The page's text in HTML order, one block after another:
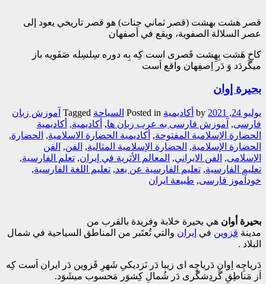
قصر هشت‌ بهشت (قصر ثماني جنات) هو قصر تاريخي يعود إلى
عصر السلالة الصفوية، ويقع في أصفهان
کاخِ هَشت بِهِشت قَصری است کِه بِه دوره سِلسِله صَفَویه باز
میگَردَد وَ دَر اِصفِهان واقع اَست
بحیرة إوان
يوليو 24, 2021 أکادیمیة Posted in السیاحة Tagged آموزش زبان
فارسی, آموزش فارسی به عرب زبان ها, أکادیمیة, أکادیمیة
الحضارة الإسلامیة المفتوحة, أکادیمیة الحضارة الاسلامیة, الحضارة,
الحضارة الإسلامية, الحضارة الإسلامية المثالية, الفن, الفن
الإسلامی, الفن الایراني, المعالم الأثریة في إیران, تعلم الفارسیة,
تعلیم الفارسیة, تعلیم الفارسیة عن بعد, تعلیم اللغة الفارسیة,
خودآموز فارسی, طبیعة ایران
بحيرة أوان هي بحيرة خلابة وفريدة بالقرب من
مدينة قزوين في إيران والتي تُعتَبر من المناطق السياحية في شمال
البلاد .
دَریاچِه اِوان دَریاچِه ای زیبا دَر نَزدیکیِ شَهرِ قَزوین دَر ایران اَست کِه
اَز مَناطِقِ گَردِشگَری دَر شُمالِ کِشوَر مَحسوب میشَوَد.